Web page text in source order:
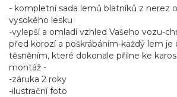
- kompletní sada lemů blatníků z nerez
vysokého lesku
-vylepší a omladí vzhled Vašeho vozu-
před korozí a poškrábáním-každý lem
těsněním, které dokonale přilne ke
montáž -
-záruka 2 roky
-ilustrační foto